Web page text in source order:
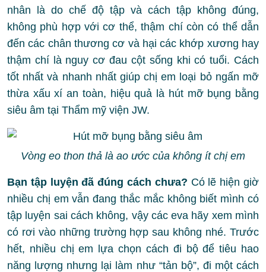
nhân là do chế độ tập và cách tập không đúng,
không phù hợp với cơ thể, thậm chí còn có thể dẫn
đến các chân thương cơ và hại các khớp xương hay
thậm chí là nguy cơ đau cột sống khi có tuổi. Cách
tốt nhất và nhanh nhất giúp chị em loại bỏ ngấn mỡ
thừa xấu xí an toàn, hiệu quả là hút mỡ bụng bằng
siêu âm tại Thẩm mỹ viện JW.
Vòng eo thon thả là ao ước của không ít chị em
Bạn tập luyện đã đúng cách chưa? Có lẽ hiện giờ
nhiều chị em vẫn đang thắc mắc không biết mình có
tập luyện sai cách không, vậy các eva hãy xem mình
có rơi vào những trường hợp sau không nhé. Trước
hết, nhiều chị em lựa chọn cách đi bộ để tiêu hao
năng lượng nhưng lại làm như “tản bộ”, đi một cách